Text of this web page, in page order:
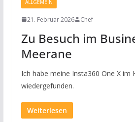
ALLGEMEIN
21. Februar 2026 Chef
Zu Besuch im
Meerane
Ich habe meine Insta360 One X im
wiedergefunden.
Weiterlesen